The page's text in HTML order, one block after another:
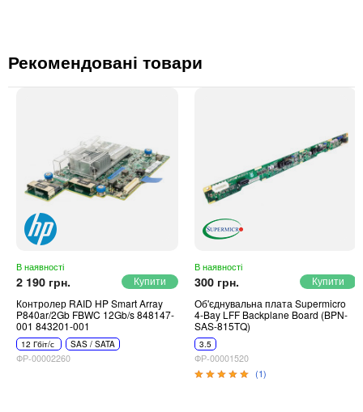
Рекомендовані товари
В наявності
2 190 грн.
Контролер RAID HP Smart Array
P840ar/2Gb FBWC 12Gb/s 848147-
001 843201-001
12 Гбіт/с SAS / SATA
ФР-00002260
В наявності
300 грн.
Об'єднувальна плата Supermicro
4-Bay LFF Backplane Board (BPN-
SAS-815TQ)
3.5
ФР-00001520
(1)